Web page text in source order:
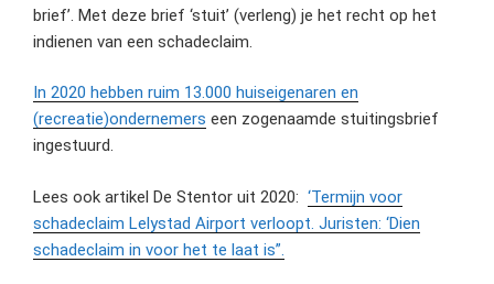
brief’. Met deze brief ‘stuit’ (verleng) je het recht op het
indienen van een schadeclaim.
In 2020 hebben ruim 13.000 huiseigenaren en
(recreatie)ondernemers een zogenaamde stuitingsbrief
ingestuurd.
Lees ook artikel De Stentor uit 2020: ‘Termijn voor
schadeclaim Lelystad Airport verloopt. Juristen: ‘Dien
schadeclaim in voor het te laat is”.